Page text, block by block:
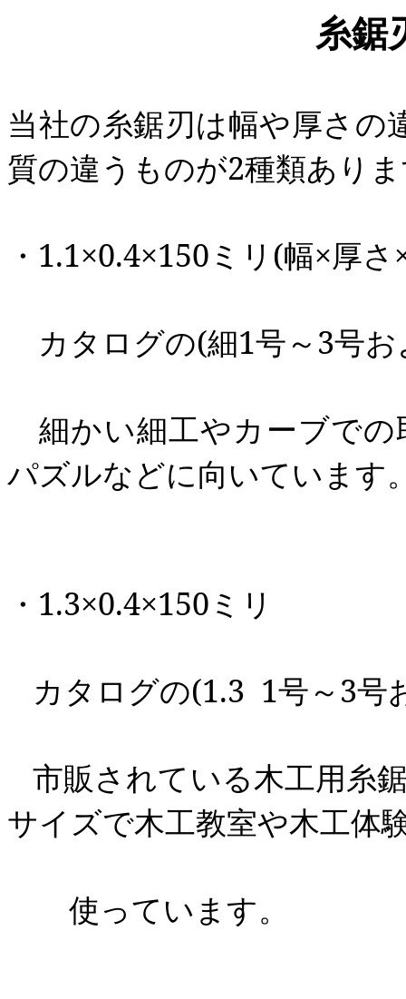
糸鋸
当社の糸鋸刃は幅や厚さ
質の違うものが2種類あり
・ 1.1×0.4×150ミリ (幅×厚さ
カタログの(細1号～3号
細かい細工やカーブで
パズルなどに向いています
・ 1.3×0.4×150ミリ
カタログの(1.3 1号～3号
市販されている木工用糸
サイズで木工教室や木工体
使っています。